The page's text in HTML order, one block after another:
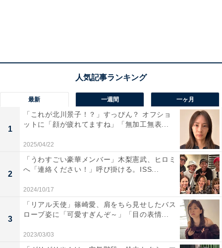
最新 一週間 一ヶ月
1
「これが北川景子！？」すっぴん？ オフショ
ットに「顔が疲れてますね」「無加工無表...
2025/04/22
2
「うわすごい豪華メンバー」木梨憲武、ヒロミ
へ「連絡ください！」呼び掛ける。ISS...
2024/10/17
3
「リアル天使」篠崎愛、肩をちら見せしたバス
ローブ姿に「可愛すぎんぞ～」「目の表情...
2023/03/03